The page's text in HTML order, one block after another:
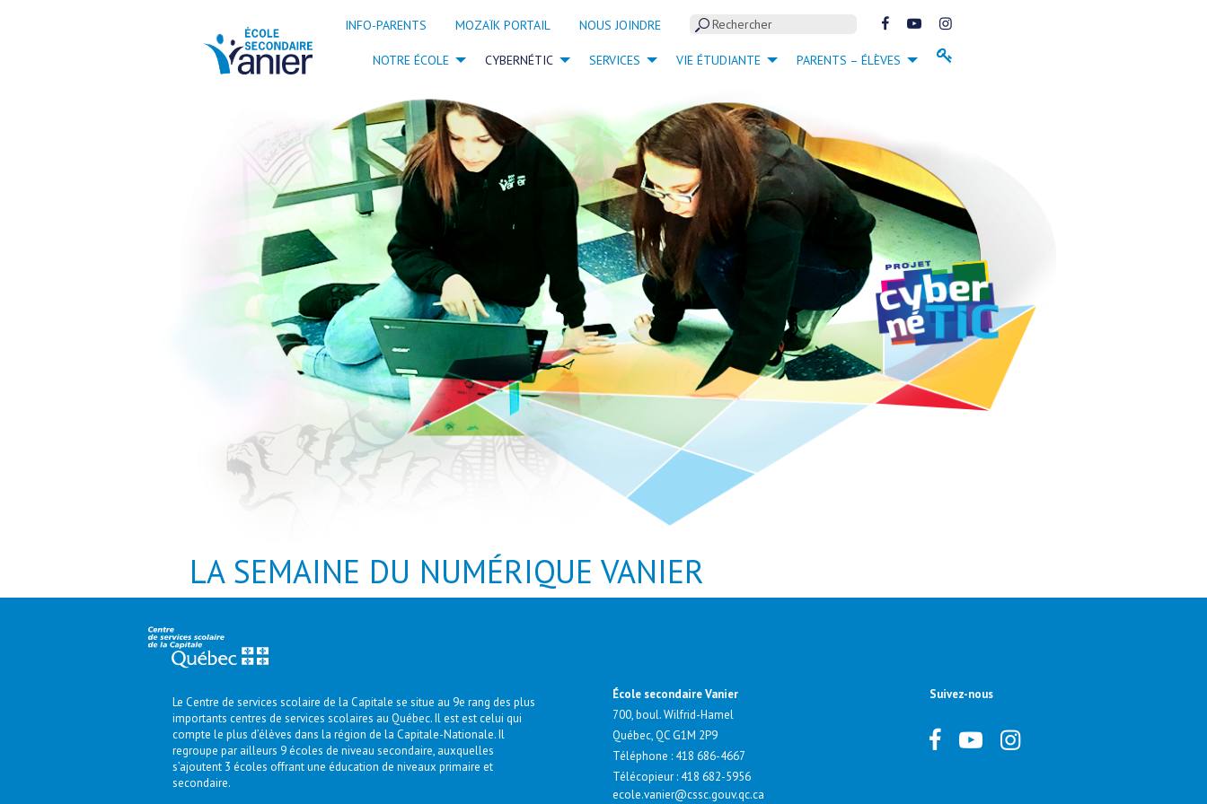
INFO-PARENTS MOZAÏK PORTAIL NOUS JOINDRE FACEBOOK
FACEBOOKINSTAGRAM
NOTRE ÉCOLE
CYBERNÉTIC SERVICES VIE ÉTUDIANTE PARENTS – ÉLÈVES
LA SEMAINE DU NUMÉRIQUE VANIER
Le Centre de services scolaire de la Capitale se situe au 9e rang des plus
importants centres de services scolaires au Québec. Il est est celui qui
compte le plus d’élèves dans la région de la Capitale-Nationale. Il
regroupe par ailleurs 9 écoles de niveau secondaire, auxquelles
s’ajoutent 3 écoles offrant une éducation de niveaux primaire et
secondaire.
École secondaire Vanier
700, boul. Wilfrid-Hamel
Québec, QC G1M 2P9
Téléphone : 418 686-4667
Télécopieur : 418 682-5956
ecole.vanier@cssc.gouv.qc.ca
Suivez-nous
FacebookFacebookInstagram